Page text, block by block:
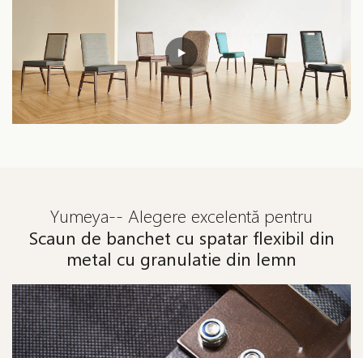
Yumeya-- Alegere excelentă pentru
Scaun de banchet cu spatar flexibil din
metal cu granulatie din lemn